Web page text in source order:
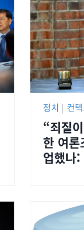
정치 | 컨
“죄질
한 여
업했나